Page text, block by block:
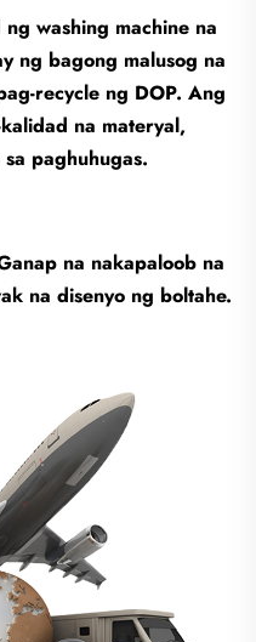
washing machine na
ng bagong malusog na
recycle ng DOP. Ang
na materyal,
paghuhugas.
na nakapaloob na
na disenyo ng boltahe.